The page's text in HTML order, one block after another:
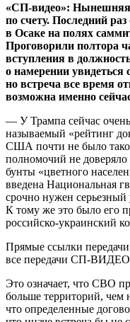
«СП-видео»: Нынешняя
по счету. Последний
в Осаке на полях
Проговорили полтора
вступления в
о намерении увидеться
но встреча все время
возможна именно
— У Трампа сейчас
называемый «рейтинг
США почти не было
полномочий не
бунты «цветного
введена Национальная
срочно нужен
К тому же это было его
российско-украинский
Прямые ссылки
все передачи СП-ВИДЕО
Это означает, что СВО
больше территорий, чем
что определенные